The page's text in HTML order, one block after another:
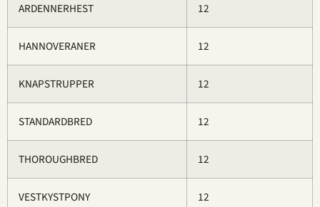
ARDENNERHEST 12
HANNOVERANER 12
KNAPSTRUPPER 12
STANDARDBRED 12
THOROUGHBRED 12
VESTKYSTPONY 12